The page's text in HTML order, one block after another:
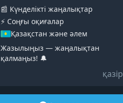
📰 Күнделікті жаңалықтар
⚡️ Соңғы оқиғалар
Қазақстан және әлем
Жазылыңыз — жаңалықтан
қалмаңыз! 🔔
қазір